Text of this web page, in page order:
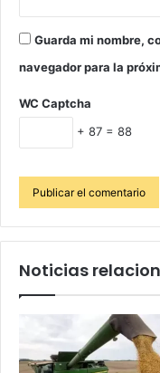
Guarda mi nombre,
navegador para la
WC Captcha
+ 87 = 88
Noticias